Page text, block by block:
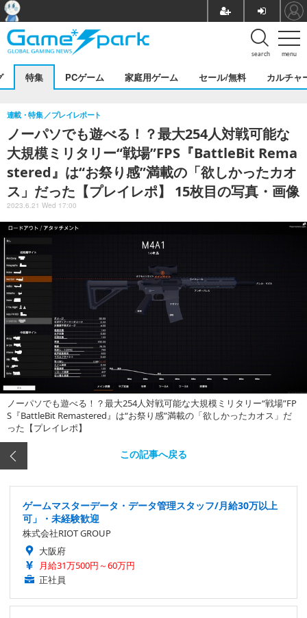
menu
search
特集 PCゲーム 家庭用ゲーム セール/無料 カルチャ
ノーパソでも遊べる！？最大254人対戦可能な
大規模ミリタリー“戦場”FPS『BattleBit Rema
stered』は“お祭り感”満載の「欲しかったカオ
ス」だった【プレイレポ】 15枚目の写真・画像
連載・特集 プレイレポート
2023.6.21 Wed 17:00
ノーパソでも遊べる！？最大254人対戦可能な大規模ミリタリー“戦場”FP
S『BattleBit Remastered』は“お祭り感”満載の「欲しかったカオス」だ
った【プレイレポ】
この記事へ戻る
ゲームマスターデータ・データ管理スタッフ/月給30万以上
可」・未経験歓迎
株式会社RIOT GROUP
大阪府
月給31万500円～60万円
正社員